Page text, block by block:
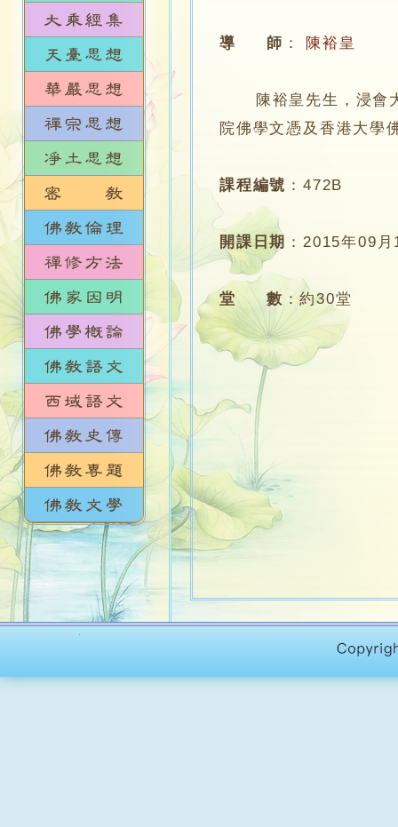
導 師 ： 陳裕皇
陳裕皇先生，浸會大
院佛學文憑及香港大學
課程編號 ：472B
開課日期 ：2015年09月
堂 數 ：約30堂